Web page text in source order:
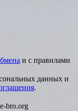
и с правилами
данных и
.
bro.org